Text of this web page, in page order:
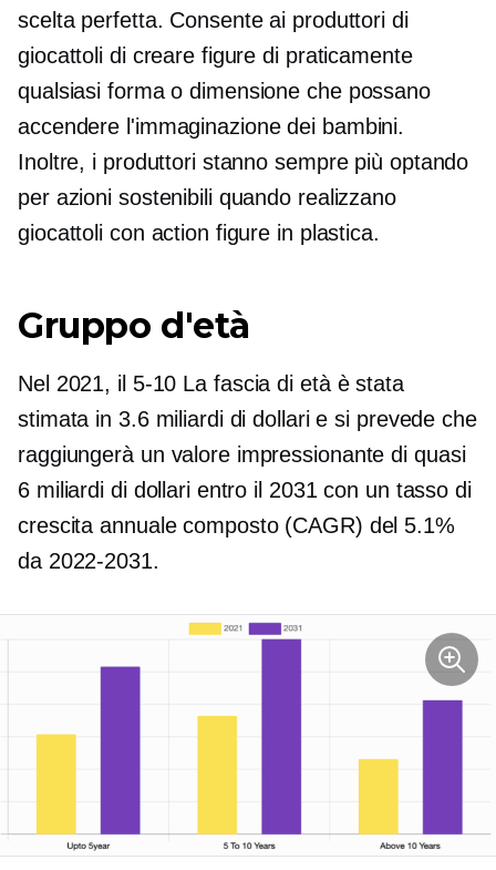
scelta perfetta. Consente ai produttori di
giocattoli di creare figure di praticamente
qualsiasi forma o dimensione che possano
accendere l'immaginazione dei bambini.
Inoltre, i produttori stanno sempre più optando
per azioni sostenibili quando realizzano
giocattoli con action figure in plastica.
Gruppo d'età
Nel 2021, il 5-10 La fascia di età è stata
stimata in 3.6 miliardi di dollari e si prevede che
raggiungerà un valore impressionante di quasi
6 miliardi di dollari entro il 2031 con un tasso di
crescita annuale composto (CAGR) del 5.1%
da 2022-2031.